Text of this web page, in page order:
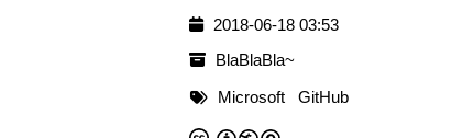
2018-06-18 03:53
BlaBlaBla~
Microsoft
GitHub